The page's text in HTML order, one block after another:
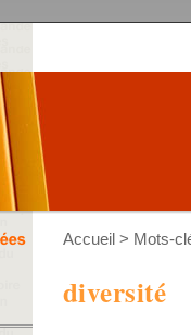
Accueil > Mots-
diversité